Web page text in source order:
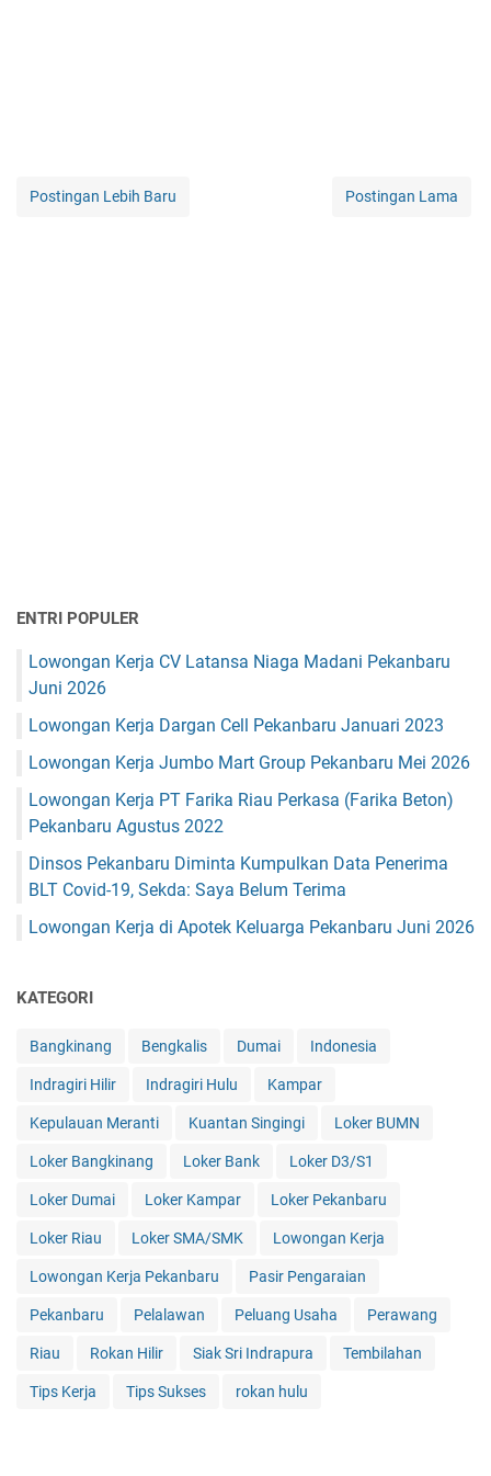
Postingan Lebih Baru Postingan Lama
ENTRI POPULER
Lowongan Kerja CV Latansa Niaga Madani Pekanbaru
Juni 2026
Lowongan Kerja Dargan Cell Pekanbaru Januari 2023
Lowongan Kerja Jumbo Mart Group Pekanbaru Mei 2026
Lowongan Kerja PT Farika Riau Perkasa (Farika Beton)
Pekanbaru Agustus 2022
Dinsos Pekanbaru Diminta Kumpulkan Data Penerima
BLT Covid-19, Sekda: Saya Belum Terima
Lowongan Kerja di Apotek Keluarga Pekanbaru Juni 2026
KATEGORI
Bangkinang Bengkalis Dumai Indonesia
Indragiri Hilir Indragiri Hulu Kampar
Kepulauan Meranti Kuantan Singingi Loker BUMN
Loker Bangkinang Loker Bank Loker D3/S1
Loker Dumai Loker Kampar Loker Pekanbaru
Loker Riau Loker SMA/SMK Lowongan Kerja
Lowongan Kerja Pekanbaru Pasir Pengaraian
Pekanbaru Pelalawan Peluang Usaha Perawang
Riau Rokan Hilir Siak Sri Indrapura Tembilahan
Tips Kerja Tips Sukses rokan hulu